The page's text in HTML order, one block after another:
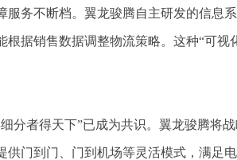
服务不断档。翼龙骏腾自主研发的信息
根据销售数据调整物流策略。这种“可
分者得天下”已成为共识。翼龙骏腾将
供门到门、门到机场等灵活模式，满足